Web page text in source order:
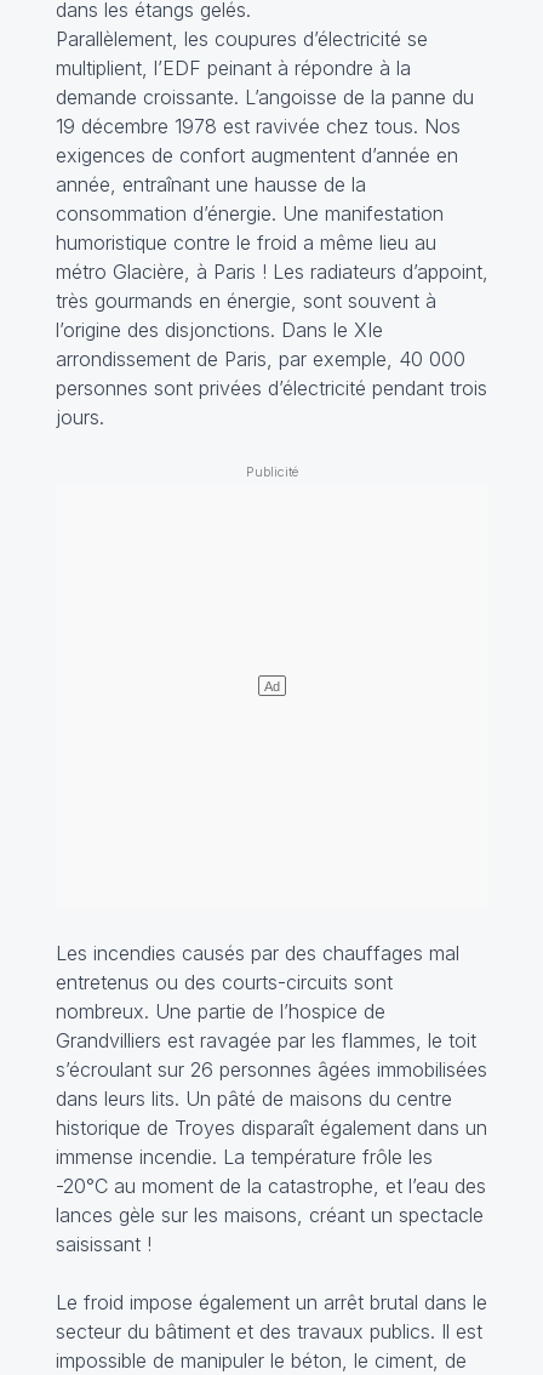
dans les étangs gelés.
Parallèlement, les coupures d’électricité se
multiplient, l’EDF peinant à répondre à la
demande croissante. L’angoisse de la panne du
19 décembre 1978 est ravivée chez tous. Nos
exigences de confort augmentent d’année en
année, entraînant une hausse de la
consommation d’énergie. Une manifestation
humoristique contre le froid a même lieu au
métro Glacière, à Paris ! Les radiateurs d’appoint,
très gourmands en énergie, sont souvent à
l’origine des disjonctions. Dans le XIe
arrondissement de Paris, par exemple, 40 000
personnes sont privées d’électricité pendant trois
jours.
Les incendies causés par des chauffages mal
entretenus ou des courts-circuits sont
nombreux. Une partie de l’hospice de
Grandvilliers est ravagée par les flammes, le toit
s’écroulant sur 26 personnes âgées immobilisées
dans leurs lits. Un pâté de maisons du centre
historique de Troyes disparaît également dans un
immense incendie. La température frôle les
-20°C au moment de la catastrophe, et l’eau des
lances gèle sur les maisons, créant un spectacle
saisissant !
Le froid impose également un arrêt brutal dans le
secteur du bâtiment et des travaux publics. Il est
impossible de manipuler le béton, le ciment, de